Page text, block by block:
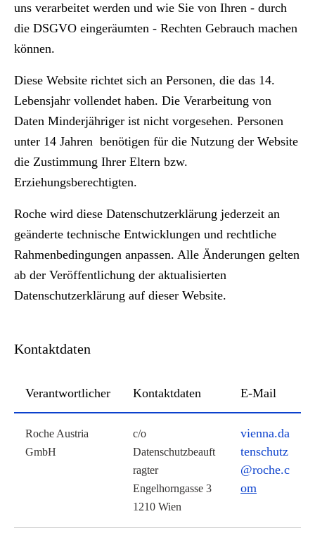
uns verarbeitet werden und wie Sie von Ihren - durch
die DSGVO eingeräumten - Rechten Gebrauch machen
können.
Diese Website richtet sich an Personen, die das 14.
Lebensjahr vollendet haben. Die Verarbeitung von
Daten Minderjähriger ist nicht vorgesehen. Personen
unter 14 Jahren benötigen für die Nutzung der Website
die Zustimmung Ihrer Eltern bzw.
Erziehungsberechtigten.
Roche wird diese Datenschutzerklärung jederzeit an
geänderte technische Entwicklungen und rechtliche
Rahmenbedingungen anpassen. Alle Änderungen gelten
ab der Veröffentlichung der aktualisierten
Datenschutzerklärung auf dieser Website.
Kontaktdaten
Verantwortlicher Kontaktdaten E-Mail
Roche Austria
GmbH
c/o
Datenschutzbeauft
ragter
Engelhorngasse 3
1210 Wien
vienna.da
tenschutz
@roche.c
om